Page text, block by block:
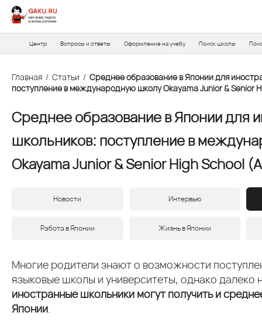
Центр Вопросы и ответы Оформление на учебу Поиск школы
Главная / Статьи / Среднее образование в Японии для
поступление в международную школу Okayama Junior & Senior
Среднее образование в Японии для
школьников: поступление в
Okayama Junior & Senior High School
Новости Интервью
Работа в Японии Жизнь в Японии
Многие родители знают о возможности
языковые школы и университеты, однако далеко
иностранные школьники могут получить и
Японии.